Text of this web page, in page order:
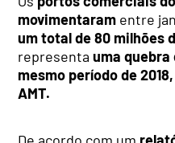
movimentaram entre
um total de 80 milhões
representauma
mesmo período de 2018,
AMT.